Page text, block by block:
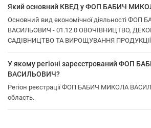
Який основний КВЕД у ФОП БАБИЧ
Основний вид економічної діяльності ФОП
ВАСИЛЬОВИЧ - 01.12.0 ОВОЧІВНИЦТВО,
САДІВНИЦТВО ТА ВИРОЩУВАННЯ
У якому регіоні зареєстрований ФОП
ВАСИЛЬОВИЧ?
Регіон реєстрації ФОП БАБИЧ МИКОЛА
область.